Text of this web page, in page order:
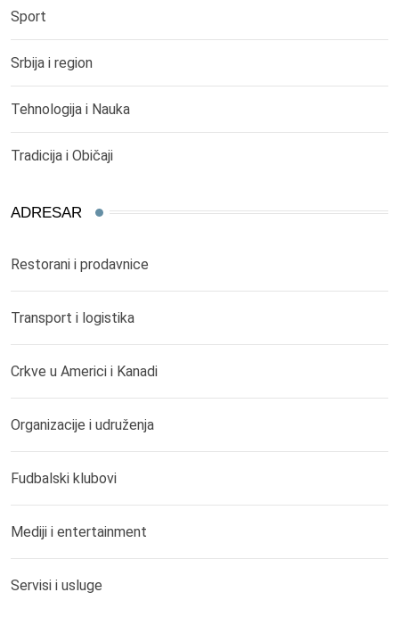
Sport
Srbija i region
Tehnologija i Nauka
Tradicija i Običaji
ADRESAR
Restorani i prodavnice
Transport i logistika
Crkve u Americi i Kanadi
Organizacije i udruženja
Fudbalski klubovi
Mediji i entertainment
Servisi i usluge